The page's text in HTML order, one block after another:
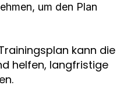
um den Plan
kann die
helfen, langfristige